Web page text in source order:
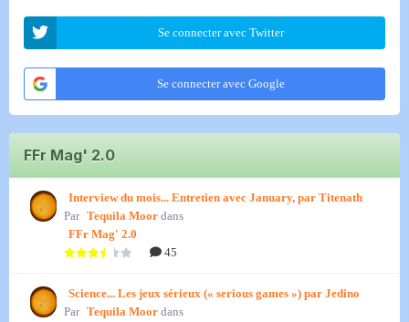
Se connecter avec Twitter
Se connecter avec Google
FFr Mag' 2.0
Interview du mois... Entretien avec January, par Titenath
Par Tequila Moor dans
FFr Mag' 2.0
45
Science... Les jeux sérieux (« serious games ») par Jedino
Par Tequila Moor dans